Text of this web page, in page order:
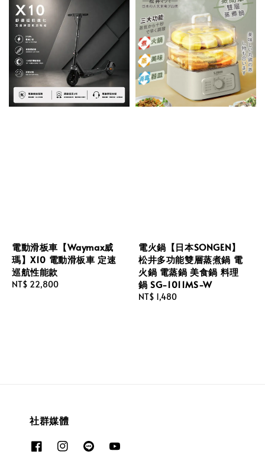
電動滑板車【Waymax威
瑪】X10 電動滑板車 定速
巡航性能款
Regular
NT$ 22,800
電火鍋【日本SONGEN】
松井多功能雙層蒸煮鍋 電
火鍋 電蒸鍋 美食鍋 料理
鍋 SG-1011MS-W
Regular
NT$ 1,480
社群媒體